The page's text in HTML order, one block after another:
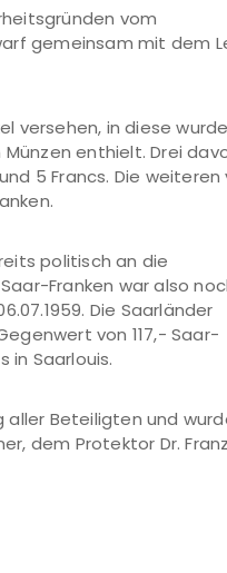
vom
gemeinsam mit dem
versehen, in diese wurde
enthielt. Drei
5 Francs. Die weiteren
politisch an die
Franken war also
Die Saarländer
von 117,- Saar-
in Saarlouis.
aller Beteiligten und
dem Protektor Dr.